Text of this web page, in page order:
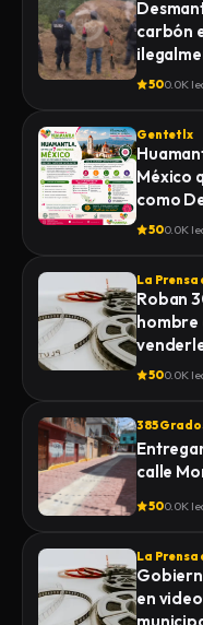
carbón
500.0K
Gentetlx
México
como
500.0K
La
Roban
hombre
500.0K
385
calle
500.0K
La
en